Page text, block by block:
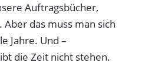
Auftragsbücher,
das muss man sich
Jahre. Und –
die Zeit nicht stehen.